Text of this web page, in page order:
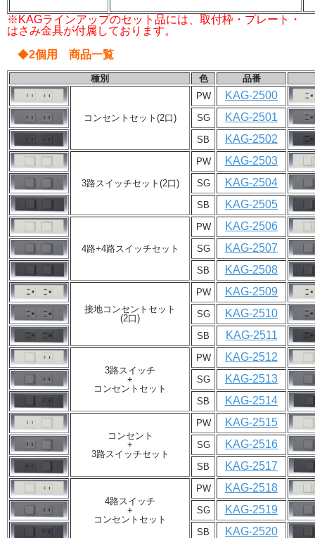
※KAGラインアップのセット品には、取付枠・プレート・
はさみ金具が付属しております。
◆2個用 商品一覧
種別 色 品番
コンセントセット(2口)
PW KAG-2500
SG KAG-2501
SB KAG-2502
3路スイッチセット(2口)
PW KAG-2503
SG KAG-2504
SB KAG-2505
4路+4路スイッチセット
PW KAG-2506
SG KAG-2507
SB KAG-2508
接地コンセントセット
(2口)
PW KAG-2509
SG KAG-2510
SB KAG-2511
3路スイッチ
+
コンセントセット
PW KAG-2512
SG KAG-2513
SB KAG-2514
コンセント
+
3路スイッチセット
PW KAG-2515
SG KAG-2516
SB KAG-2517
4路スイッチ
+
コンセントセット
PW KAG-2518
SG KAG-2519
SB KAG-2520